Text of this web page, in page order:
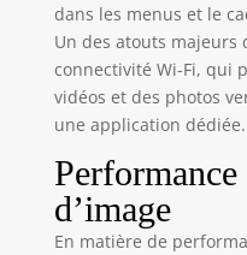
dans les menus et le
Un des atouts majeurs
connectivité Wi-Fi, qui
vidéos et des photos
une application dédiée.
d’image
En matière de